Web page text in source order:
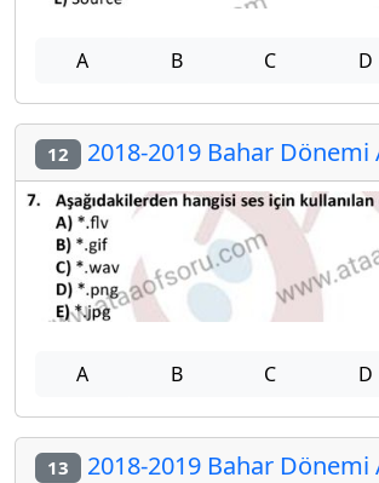
A B C D
12 2018-2019 Bahar Dönemi
A B C D
13 2018-2019 Bahar Dönemi